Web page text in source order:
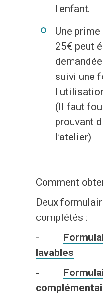
l'enfant.
Une
25€ peut
suivi une
(Il faut
prouvant
l’atelier)
Comment
Deux
complétés :
-
lavables
-